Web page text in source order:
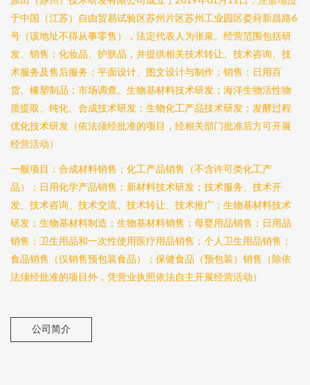
于中国（江苏）自由贸易试验区苏州片区苏州工业园区娄葑新昌路6
号（该地址不得从事零售），法定代表人为张泉。经营范围包括研
发、销售：化妆品、护肤品，并提供相关技术转让、技术咨询、技
术服务及售后服务；平面设计、图文设计与制作；销售：日用百
货、橡塑制品；市场调查。生物基材料技术研发；海洋生物活性物
质提取、纯化、合成技术研发；生物化工产品技术研发；发酵过程
优化技术研发（依法须经批准的项目，经相关部门批准后方可开展
经营活动）
一般项目：合成材料销售；化工产品销售（不含许可类化工产
品）；日用化学产品销售；新材料技术研发；技术服务、技术开
发、技术咨询、技术交流、技术转让、技术推广；生物基材料技术
研发；生物基材料制造；生物基材料销售；母婴用品销售；日用品
销售；卫生用品和一次性使用医疗用品销售；个人卫生用品销售；
食品销售（仅销售预包装食品）；保健食品（预包装）销售（除依
法须经批准的项目外，凭营业执照依法自主开展经营活动）
公司简介